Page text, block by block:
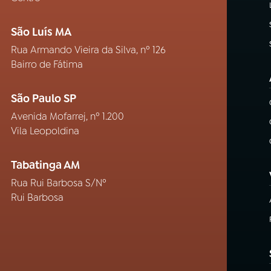
São Luís MA
Rua Armando Vieira da Silva, nº 126
Bairro de Fátima
São Paulo SP
Avenida Mofarrej, nº 1.200
Vila Leopoldina
Tabatinga AM
Rua Rui Barbosa S/Nº
Rui Barbosa